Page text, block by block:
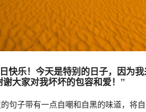
快乐！今天是特别的日子，因为
谢大家对我坏坏的包容和爱！”
句子带有一点自嘲和自黑的味道，将